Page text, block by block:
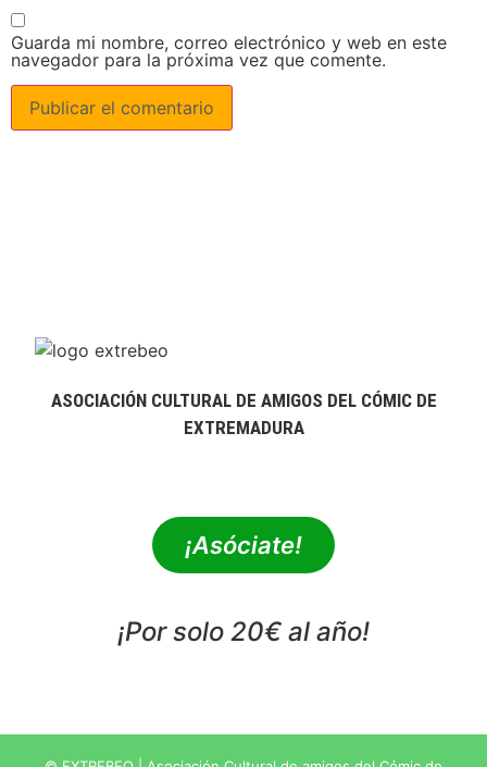
Guarda mi nombre, correo electrónico y web en este
navegador para la próxima vez que comente.
ASOCIACIÓN CULTURAL DE AMIGOS DEL CÓMIC DE
EXTREMADURA
¡Asóciate!
¡Por solo 20€ al año!